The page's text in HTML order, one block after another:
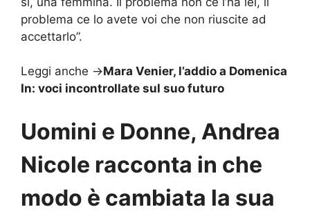
problema ce lo avete voi che non riuscite ad
accettarlo”.
Leggi anche ->Mara Venier, l’addio a Domenica
In: voci incontrollate sul suo futuro
Uomini e Donne, Andrea
Nicole racconta in che
modo è cambiata la sua